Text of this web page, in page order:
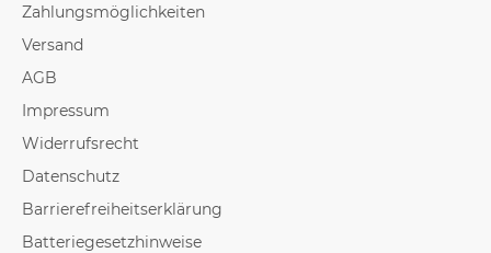
Zahlungsmöglichkeiten
Versand
AGB
Impressum
Widerrufsrecht
Datenschutz
Barrierefreiheitserklärung
Batteriegesetzhinweise